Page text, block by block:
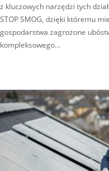
z kluczowych narzędzi tych
STOP SMOG, dzięki któremu
gospodarstwa zagrożone
kompleksowego…